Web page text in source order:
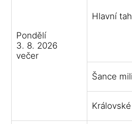
Pondělí
3. 8. 2026
večer
Hlavní tah
Šance